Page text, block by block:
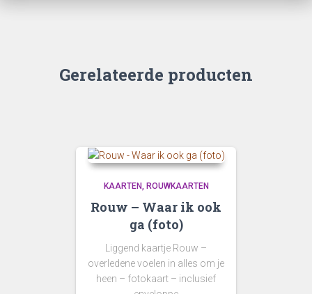
Gerelateerde producten
KAARTEN ROUWKAARTEN
Rouw – Waar ik ook
ga (foto)
Liggend kaartje Rouw –
overledene voelen in alles om je
heen – fotokaart – inclusief